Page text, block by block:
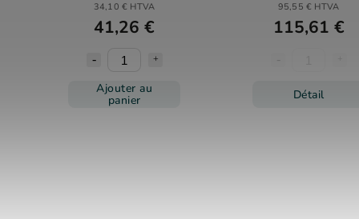
34,10 € HTVA
41,26 €
Ajouter au
panier
95,55 € HTVA
115,61 €
Détail